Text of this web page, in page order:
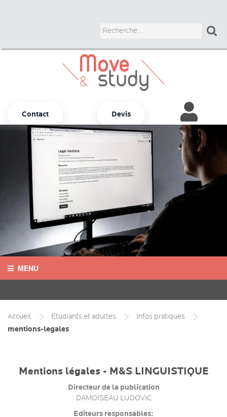
Contact Devis 
Autres options
ADULTES
JUNIORS
UNIVERSITAIRES
BUSINESS
COURS CHEZ LE PROF
MENU
CONTACT
INFOS PRATIQUES
Accueil Etudiants et adultes Infos pratiques
mentions-legales
Mentions légales - M&S LINGUISTIQUE
Directeur de la publication
DAMOISEAU LUDOVIC
Editeurs responsables: